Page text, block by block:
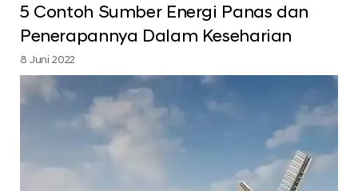
5 Contoh Sumber Energi Panas dan
Penerapannya Dalam Keseharian
8 Juni 2022